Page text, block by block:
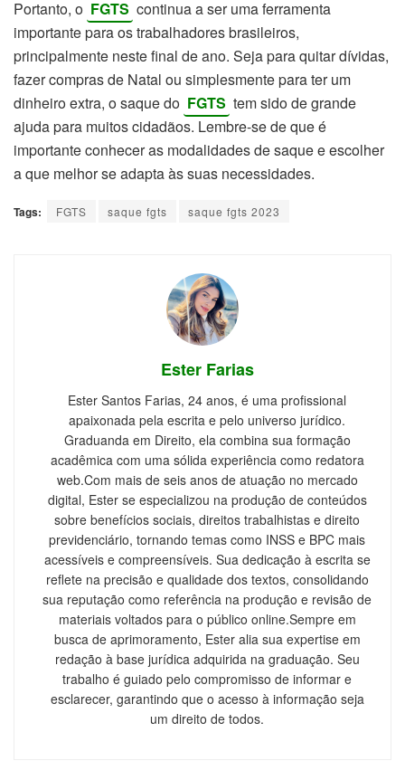
Portanto, o FGTS continua a ser uma ferramenta
importante para os trabalhadores brasileiros,
principalmente neste final de ano. Seja para quitar dívidas,
fazer compras de Natal ou simplesmente para ter um
dinheiro extra, o saque do FGTS tem sido de grande
ajuda para muitos cidadãos. Lembre-se de que é
importante conhecer as modalidades de saque e escolher
a que melhor se adapta às suas necessidades.
Tags: FGTS saque fgts saque fgts 2023
Ester Farias
Ester Santos Farias, 24 anos, é uma profissional
apaixonada pela escrita e pelo universo jurídico.
Graduanda em Direito, ela combina sua formação
acadêmica com uma sólida experiência como redatora
web.Com mais de seis anos de atuação no mercado
digital, Ester se especializou na produção de conteúdos
sobre benefícios sociais, direitos trabalhistas e direito
previdenciário, tornando temas como INSS e BPC mais
acessíveis e compreensíveis. Sua dedicação à escrita se
reflete na precisão e qualidade dos textos, consolidando
sua reputação como referência na produção e revisão de
materiais voltados para o público online.Sempre em
busca de aprimoramento, Ester alia sua expertise em
redação à base jurídica adquirida na graduação. Seu
trabalho é guiado pelo compromisso de informar e
esclarecer, garantindo que o acesso à informação seja
um direito de todos.